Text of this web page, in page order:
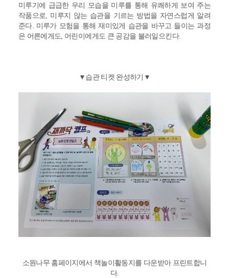
미루기에 급급한 우리 모습을 미루를 통해 유쾌하게 보여 주는
작품으로, 미루지 않는 습관을 기르는 방법을 자연스럽게 알려
준다. 미루가 모험을 통해 재미있게 습관을 바꾸고 들이는 과정
은 어른에게도, 어린이에게도 큰 공감을 불러일으킨다.
▼습관 티켓 완성하기▼
소원나무 홈페이지에서 책놀이활동지를 다운받아 프린트합니
다.